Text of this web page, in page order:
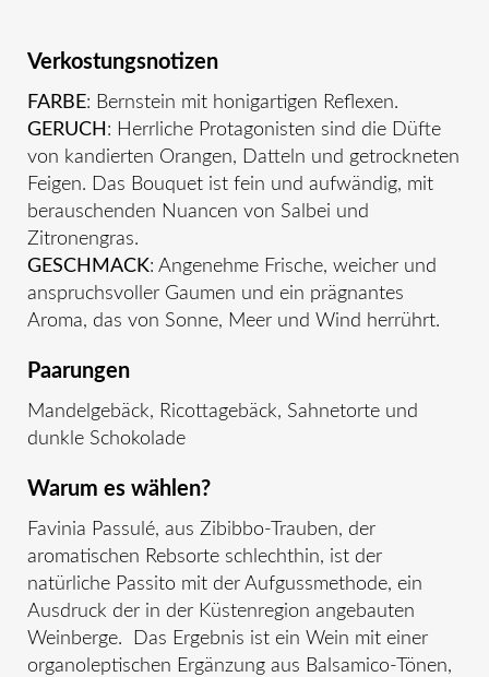
Verkostungsnotizen
FARBE: Bernstein mit honigartigen Reflexen.
GERUCH : Herrliche Protagonisten sind die Düfte
von kandierten Orangen, Datteln und getrockneten
Feigen. Das Bouquet ist fein und aufwändig, mit
berauschenden Nuancen von Salbei und
Zitronengras.
GESCHMACK: Angenehme Frische, weicher und
anspruchsvoller Gaumen und ein prägnantes
Aroma, das von Sonne, Meer und Wind herrührt.
Paarungen
Mandelgebäck, Ricottagebäck, Sahnetorte und
dunkle Schokolade
Warum es wählen?
Favinia Passulé, aus Zibibbo-Trauben, der
aromatischen Rebsorte schlechthin, ist der
natürliche Passito mit der Aufgussmethode, ein
Ausdruck der in der Küstenregion angebauten
Weinberge. Das Ergebnis ist ein Wein mit einer
organoleptischen Ergänzung aus Balsamico-Tönen,